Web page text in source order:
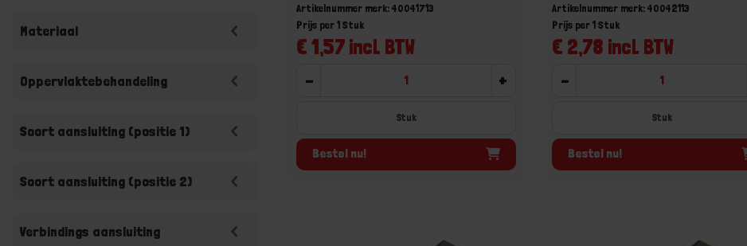
Materiaal
Oppervlaktebehandeling
Soort aansluiting (positie 1)
Soort aansluiting (positie 2)
Verbindings aansluiting
Artikelnummer merk: 40041713
€ 1,57 incl. BTW
Prijs per 1 Stuk
- +
Stuk
Bestel nu!
Artikelnummer merk: 40042113
€ 2,78 incl. BTW
Prijs per 1 Stuk
-
Stuk
Bestel nu!